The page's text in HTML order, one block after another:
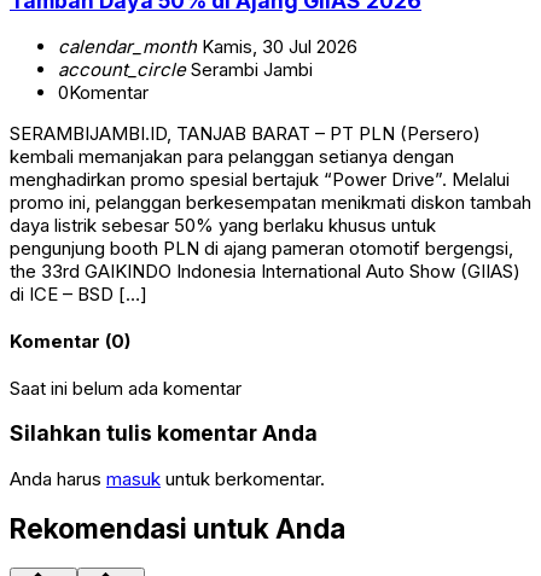
calendar_monthKamis, 30 Jul 2026
account_circleSerambi Jambi
0Komentar
SERAMBIJAMBI.ID, TANJAB BARAT – PT PLN (Persero)
kembali memanjakan para pelanggan setianya dengan
menghadirkan promo spesial bertajuk “Power Drive”. Melalui
promo ini, pelanggan berkesempatan menikmati diskon tambah
daya listrik sebesar 50% yang berlaku khusus untuk
pengunjung booth PLN di ajang pameran otomotif bergengsi,
the 33rd GAIKINDO Indonesia International Auto Show (GIIAS)
di ICE – BSD […]
Komentar (0)
Saat ini belum ada komentar
Silahkan tulis komentar Anda
Anda harus masuk untuk berkomentar.
Rekomendasi untuk Anda